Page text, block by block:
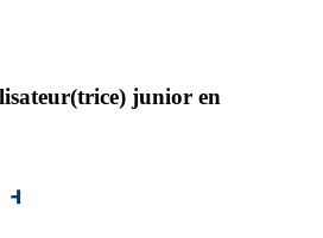
junior en